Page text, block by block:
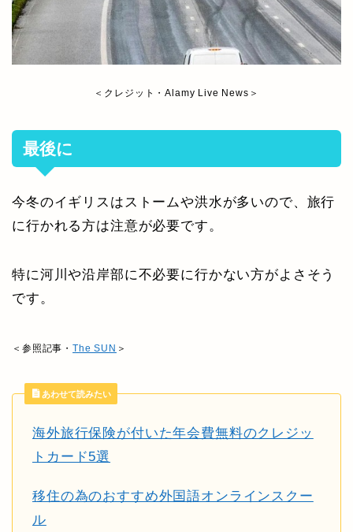
＜クレジット・Alamy Live News＞
最後に
今冬のイギリスはストームや洪水が多いので、旅行
に行かれる方は注意が必要です。
特に河川や沿岸部に不必要に行かない方がよさそう
です。
＜参照記事・The SUN ＞
あわせて読みたい
海外旅行保険が付いた年会費無料のクレジッ
トカード5選
移住の為のおすすめ外国語オンラインスクー
ル